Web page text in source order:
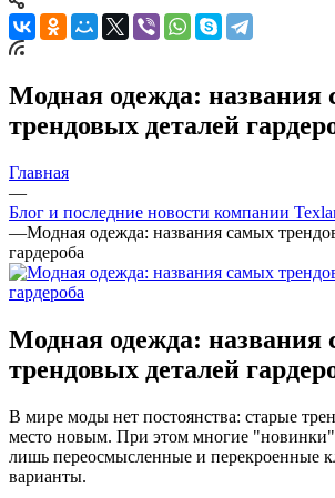
Модная одежда: названия
трендовых деталей
Главная
—
Блог и последние новости компании
—Модная одежда: названия самых
гардероба
Модная одежда: названия
трендовых деталей
В мире моды нет постоянства: старые
место новым. При этом многие "новинки"
лишь переосмысленные и перекроенные
варианты.